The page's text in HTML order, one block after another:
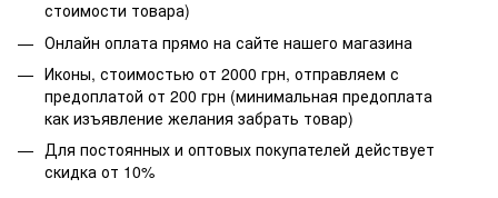
стоимости товара)
Онлайн оплата прямо на сайте нашего магазина
Иконы, стоимостью от 2000 грн, отправляем с
предоплатой от 200 грн (минимальная предоплата
как изъявление желания забрать товар)
Для постоянных и оптовых покупателей действует
скидка от 10%